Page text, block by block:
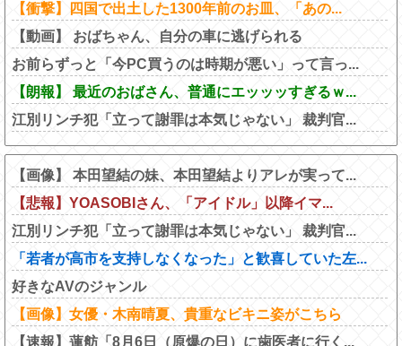
【衝撃】四国で出土した1300年前のお皿、「あの...
【動画】 おばちゃん、自分の車に逃げられる
お前らずっと「今PC買うのは時期が悪い」って言っ...
【朗報】 最近のおばさん、普通にエッッッすぎるｗ...
江別リンチ犯「立って謝罪は本気じゃない」 裁判官...
【画像】 本田望結の妹、本田望結よりアレが実って...
【悲報】YOASOBIさん、「アイドル」以降イマ...
江別リンチ犯「立って謝罪は本気じゃない」 裁判官...
「若者が高市を支持しなくなった」と歓喜していた左...
好きなAVのジャンル
【画像】女優・木南晴夏、貴重なビキニ姿がこちら
【速報】蓮舫「8月6日（原爆の日）に歯医者に行く...